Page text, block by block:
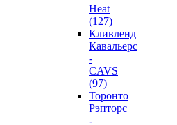
Heat
(127)
Кливленд
Кавальерс
-
CAVS
(97)
Торонто
Рэпторс
-